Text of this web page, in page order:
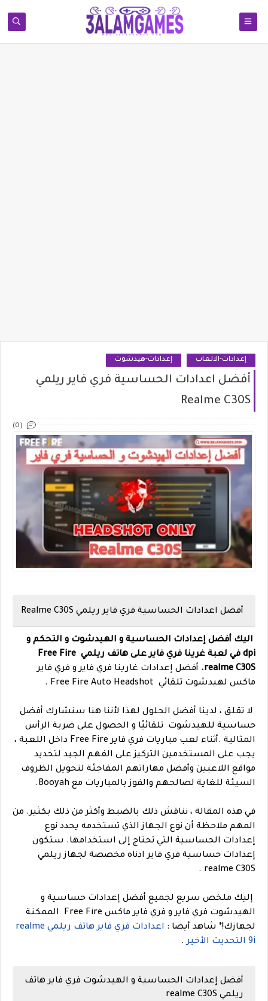
إعدادات-الالعاب إعدادات-هيدشوت
أفضل اعدادات الحساسية فري فاير ريلمي
Realme C30S
(0)
أفضل اعدادات الحساسية فري فاير ريلمي Realme C30S
اليك أفضل إعدادات الحساسية و الهيدشوت و التحكم و
dpi في لعبة غرينا فري فاير على هاتف ريلمي Free Fire
realme C30S.
أفضل إعدادات غارينا فري فاير و فري فاير
ماكس لهيدشوت تلقائي Free Fire Auto Headshot .
لا تقلق ، لدينا أفضل الحلول لهذا لأننا هنا سنشارك أفضل
حساسية للهيدشوت تلقائيًا و الحصول على ضربة الرأس
المثالية .أثناء لعب مباريات فري فاير Free Fire داخل اللعبة ،
يجب على المستخدمين التركيز على الفهم الجيد لتحديد
مواقع اللاعبين وأفضل مهاراتهم المفاجئة لتحويل الظروف
السيئة للغاية لصالحهم والفوز بالمباريات مع Booyah.
في هذه المقالة ، نناقش ذلك بالضبط وأكثر من ذلك بكثير. من
المهم ملاحظة أن نوع الجهاز الذي تستخدمه يحدد نوع
إعدادات الحساسية التي تحتاج إلى استخدامها. ستكون
إعدادات حساسية فري فاير ادناه مخصصة لجهاز ريلمي
realme C30S .
إليك ملخص سريع لجميع أفضل إعدادات حساسية و
الهيدشوت فري فاير و فري فاير ماكس Free Fire الممكنة
لجهازك!* شاهد أيضا :
اعدادات فري فاير هاتف ريلمي realme
9i التحديث الأخير
.
أفضل إعدادات الحساسية و الهيدشوت فري فاير هاتف
ريلمي realme C30S